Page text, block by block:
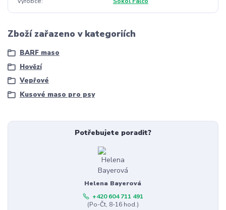
Zboží zařazeno v kategoriích
BARF maso
Hovězí
Vepřové
Kusové maso pro psy
Potřebujete poradit?
Helena Bayerová
+420 604 711 491
(Po-Čt, 8-16 hod.)